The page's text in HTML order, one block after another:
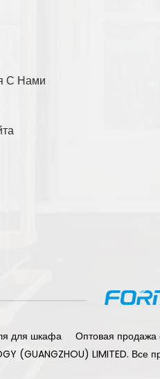
С Нами
для шкафа
Оптовая продажа
(GUANGZHOU) LIMITED. Все